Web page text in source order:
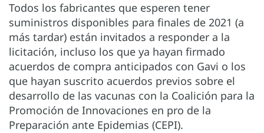
Todos los fabricantes que esperen tener
suministros disponibles para finales de 2021 (a
más tardar) están invitados a responder a la
licitación, incluso los que ya hayan firmado
acuerdos de compra anticipados con Gavi o los
que hayan suscrito acuerdos previos sobre el
desarrollo de las vacunas con la Coalición para la
Promoción de Innovaciones en pro de la
Preparación ante Epidemias (CEPI).